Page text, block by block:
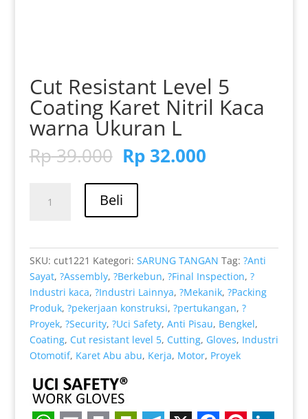
Cut Resistant Level 5
Coating Karet Nitril Kaca
warna Ukuran L
Rp39.000 Harga
aslinya
adalah:
Rp 39.000.
Rp32.000Harga
Karet
warna
Ukuran
Beli
SKU: cut1221 Kategori: SARUNG TANGAN Tag: ?Anti
Sayat, ?Assembly, ?Berkebun, ?Final Inspection, ?
Industri kaca, ?Industri Lainnya, ?Mekanik, ?Packing
Produk, ?pekerjaan konstruksi, ?pertukangan, ?
Proyek, ?Security, ?Uci Safety, Anti Pisau, Bengkel,
Coating, Cut resistant level 5, Cutting, Gloves, Industri
Otomotif, Karet Abu abu, Kerja, Motor, Proyek